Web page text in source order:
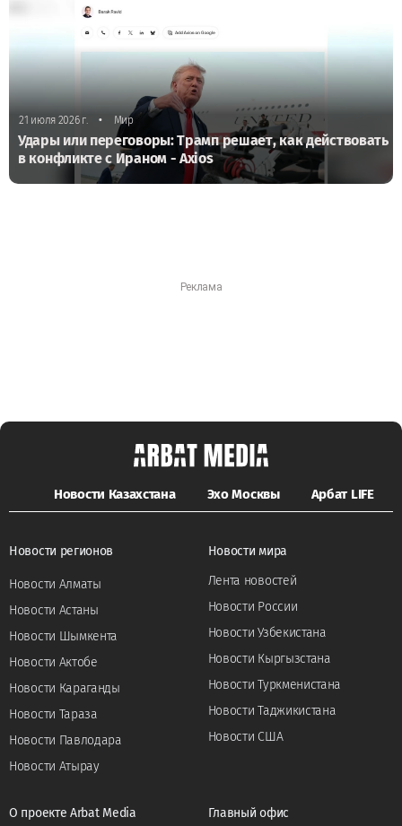
21 июля 2026 г. • Мир
Удары или переговоры: Трамп решает, как действовать
в конфликте с Ираном - Axios
Новости Казахстана Эхо Москвы Арбат LIFE
Новости регионов
Новости Алматы
Новости Астаны
Новости Шымкента
Новости Актобе
Новости Караганды
Новости Тараза
Новости Павлодара
Новости Атырау
Новости мира
Лента новостей
Новости России
Новости Узбекистана
Новости Кыргызстана
Новости Туркменистана
Новости Таджикистана
Новости США
О проекте Arbat Media Главный офис